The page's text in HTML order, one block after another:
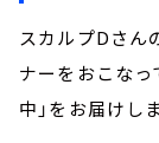
スカルプDさん
ナーをおこなっ
中」をお届けし